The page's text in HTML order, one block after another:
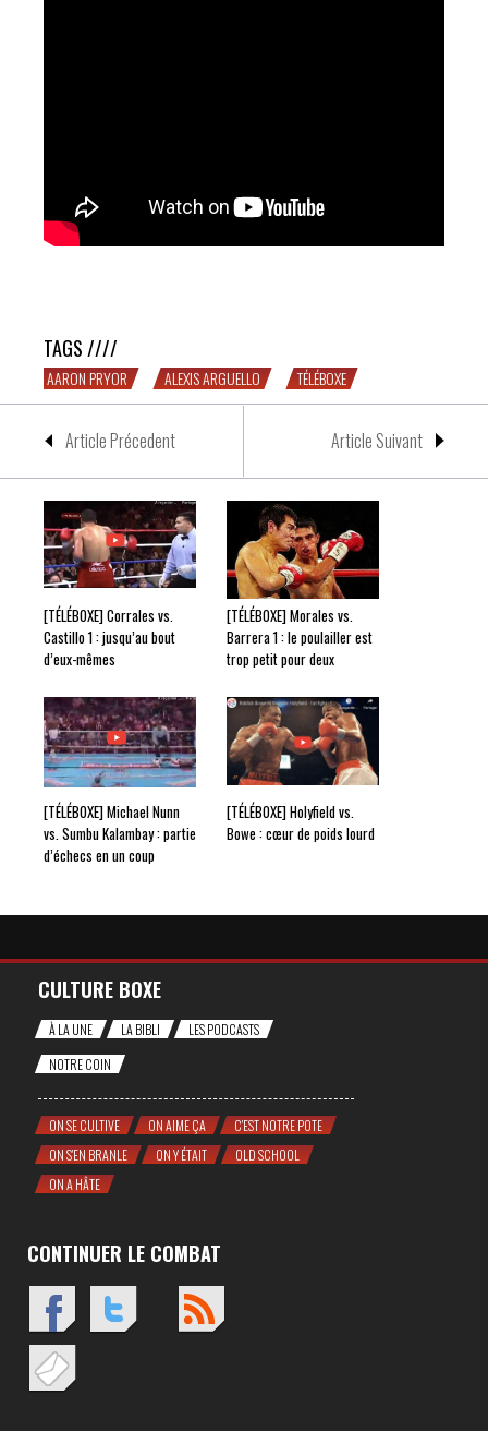
TAGS ////
AARON PRYOR ALEXIS ARGUELLO TÉLÉBOXE
Article Précedent Article Suivant
[TÉLÉBOXE] Corrales vs.
Castillo 1 : jusqu’au bout
d’eux-mêmes
[TÉLÉBOXE] Morales vs.
Barrera 1 : le poulailler est
trop petit pour deux
[TÉLÉBOXE] Michael Nunn
vs. Sumbu Kalambay : partie
d’échecs en un coup
[TÉLÉBOXE] Holyfield vs.
Bowe : cœur de poids lourd
CULTURE BOXE
À LA UNE LA BIBLI
LES PODCASTS
NOTRE COIN
ON SE CULTIVE ON AIME ÇA
C'EST NOTRE POTE
ON S'EN BRANLE
ON Y ÉTAIT
OLD SCHOOL
ON A HÂTE
CONTINUER LE COMBAT